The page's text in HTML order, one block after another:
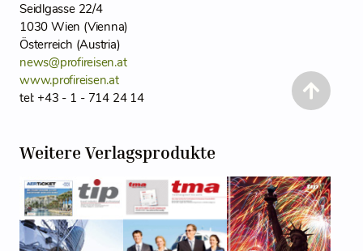
Seidlgasse 22/4
1030 Wien (Vienna)
Österreich (Austria)
news@profireisen.at
www.profireisen.at
tel: +43 - 1 - 714 24 14
Weitere Verlagsprodukte